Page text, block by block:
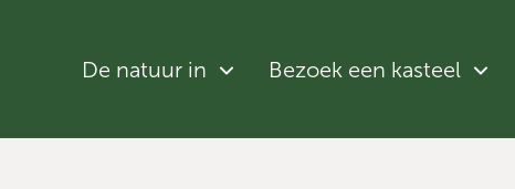
De natuur in Bezoek een kasteel